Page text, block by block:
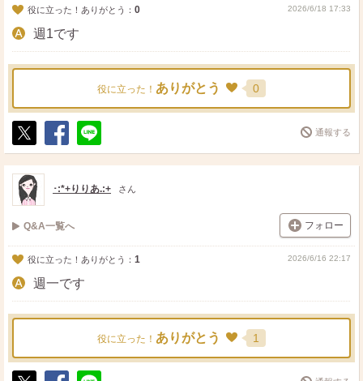
役に立った！ありがとう： 0 2026/6/18 17:33
週1です
役に立った！ ありがとう 0
ポ
ス
ト
シ
ェ
送
る
通報する
･:*+りりあ.:+ さん
Q&A一覧へ フォロー
役に立った！ありがとう： 1 2026/6/16 22:17
週一です
役に立った！ ありがとう 1